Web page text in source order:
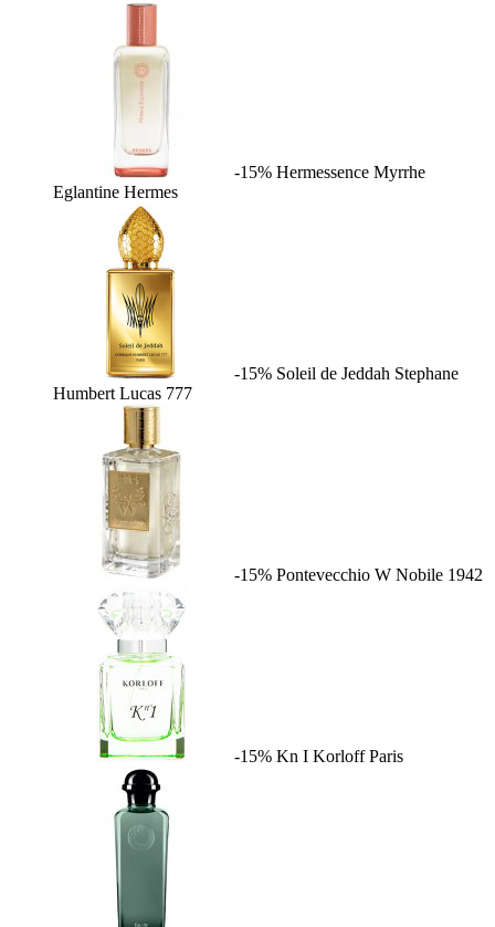
-15% Hermessence Myrrhe
Eglantine Hermes
-15% Soleil de Jeddah Stephane
Humbert Lucas 777
-15% Pontevecchio W Nobile 1942
-15% Kn I Korloff Paris